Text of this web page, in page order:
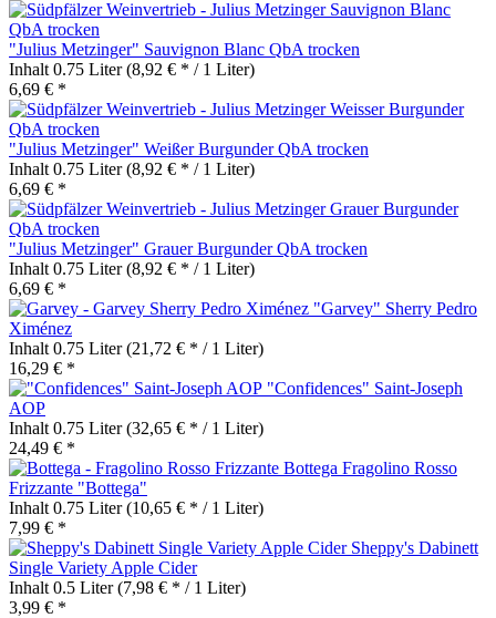
"Julius Metzinger" Sauvignon Blanc QbA trocken
Inhalt 0.75 Liter(8,92 € * / 1 Liter)
6,69 € *
"Julius Metzinger" Weißer Burgunder QbA trocken
Inhalt 0.75 Liter(8,92 € * / 1 Liter)
6,69 € *
"Julius Metzinger" Grauer Burgunder QbA trocken
Inhalt 0.75 Liter(8,92 € * / 1 Liter)
6,69 € *
"Garvey" Sherry Pedro
Ximénez
Inhalt 0.75 Liter(21,72 € * / 1 Liter)
16,29 € *
"Confidences" Saint-Joseph
AOP
Inhalt 0.75 Liter(32,65 € * / 1 Liter)
24,49 € *
Fragolino Rosso
Frizzante "Bottega"
Inhalt 0.75 Liter(10,65 € * / 1 Liter)
7,99 € *
Sheppy's Dabinett
Single Variety Apple Cider
Inhalt 0.5 Liter(7,98 € * / 1 Liter)
3,99 € *